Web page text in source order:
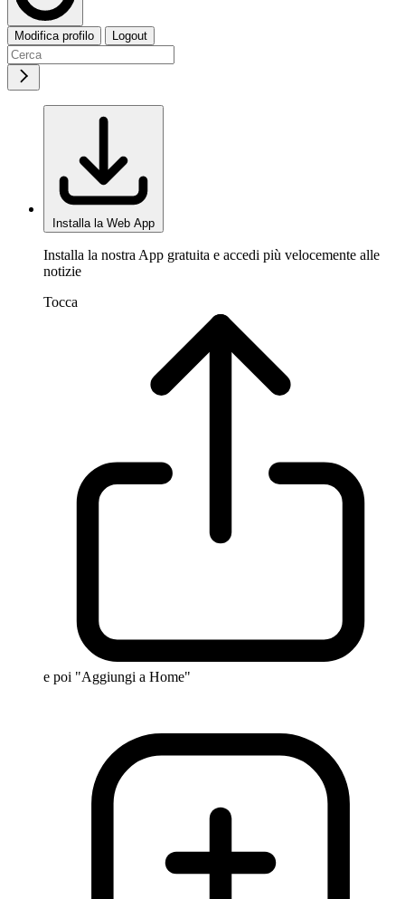
Modifica profilo Logout
Installa la Web App
Installa la nostra App gratuita e accedi più velocemente alle
notizie
Tocca
e poi "Aggiungi a Home"